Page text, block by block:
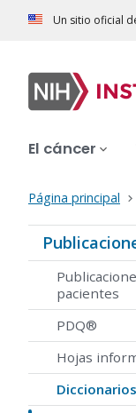
Un sitio oficial
El cáncer
Página principal
pacientes
PDQ®
Hojas